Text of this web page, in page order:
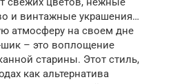
и винтажные украшения…
атмосферу на своем дне
– это воплощение
старины. Этот стиль,
как альтернатива